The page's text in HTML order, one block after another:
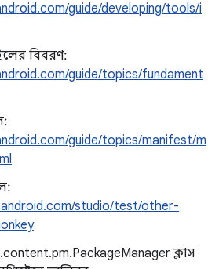
guide/developing/tools/i
বিবরণ:
guide/topics/fundament
guide/topics/manifest/m
studio/test/other-
ক্লাস